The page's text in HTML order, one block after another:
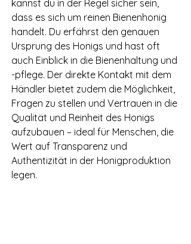
kannst du in der Regel sicher sein,
dass es sich um reinen Bienenhonig
handelt. Du erfährst den genauen
Ursprung des Honigs und hast oft
auch Einblick in die Bienenhaltung und
-pflege. Der direkte Kontakt mit dem
Händler bietet zudem die Möglichkeit,
Fragen zu stellen und Vertrauen in die
Qualität und Reinheit des Honigs
aufzubauen – ideal für Menschen, die
Wert auf Transparenz und
Authentizität in der Honigproduktion
legen.